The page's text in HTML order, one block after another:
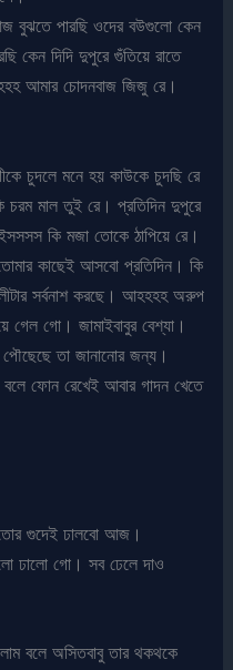
পারছি ওদের বউগুলো কেন
কেন দিদি দুপুরে গুঁতিয়ে রাতে
আমার চোদনবাজ জিজু রে।
চুদলে মনে হয় কাউকে চুদছি রে
চরম মাল তুই রে। প্রতিদিন দুপুরে
কি মজা তোকে ঠাপিয়ে রে।
কাছেই আসবো প্রতিদিন। কি
সর্বনাশ করছে। আহহহহ অরুপ
গেল গো। জামাইবাবুর বেশ্যা।
তা জানানোর জন্য।
ফোন রেখেই আবার গাদন খেতে
গুদেই ঢালবো আজ।
ঢালো গো। সব ঢেলে দাও
বলে অসিতবাবু তার থকথকে